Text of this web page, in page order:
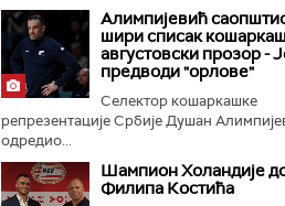
Алимпијевић
шири списак
августовски прозор -
предводи "орлове"
Селектор кошаркашке
репрезентације Србије Душан
одредио...
Шампион Холандије
Филипа Костића